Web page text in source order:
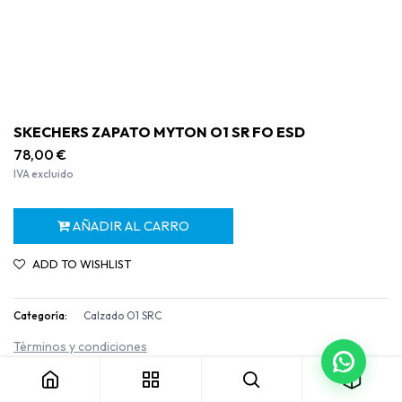
SKECHERS ZAPATO MYTON O1 SR FO ESD
78,00 €
IVA excluido
AÑADIR AL CARRO
ADD TO WISHLIST
Categoría: Calzado O1 SRC
Términos y condiciones
Envío: 2-3 días laborables